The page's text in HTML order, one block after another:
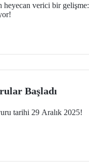
verici bir gelişme:
Başladı
tarihi 29 Aralık 2025!